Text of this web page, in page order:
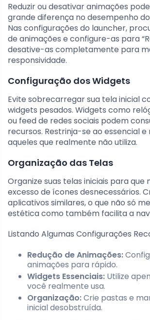
Reduzir ou desativar animações
grande diferença no desempenho
Nas configurações do launcher,
de animações e configure-as para
desative-as completamente para
responsividade.
Configuração dos Widgets
Evite sobrecarregar sua tela inicial
widgets pesados. Widgets como
ou feed de redes sociais podem
recursos. Restrinja-se ao essencial
aqueles que realmente não utiliza.
Organização das Telas
Organize suas telas iniciais para que
excesso de ícones desnecessários.
aplicativos similares, o que não só
estética como também facilita a
Listando Algumas Configurações
Redução de Animações:
animações para rápido.
Widgets Essenciais: Utilize
você realmente usa.
Organização:Crie pastas e
inicial desobstruída.